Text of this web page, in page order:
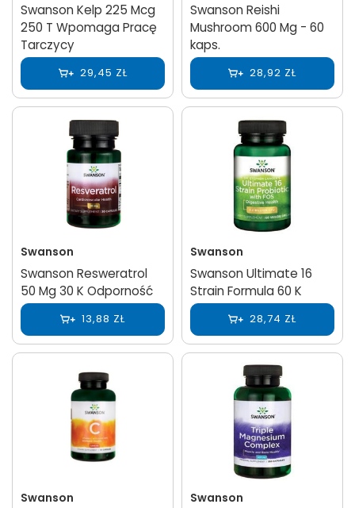
Swanson Kelp 225 Mcg
250 T Wpomaga Pracę
Tarczycy
29,45 ZŁ
Swanson Reishi
Mushroom 600 Mg - 60
kaps.
28,92 ZŁ
Swanson
Swanson Resweratrol
50 Mg 30 K Odporność
13,88 ZŁ
Swanson
Swanson Ultimate 16
Strain Formula 60 K
28,74 ZŁ
Swanson Swanson